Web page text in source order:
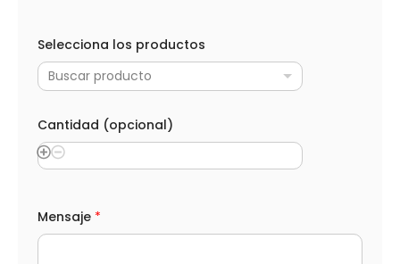
Selecciona los productos
Buscar producto
Cantidad (opcional)
*
*
Mensaje *